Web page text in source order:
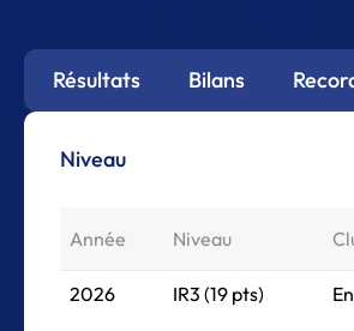
Résultats Bilans
Niveau
Année Niveau
2026 IR3 (19 pts)